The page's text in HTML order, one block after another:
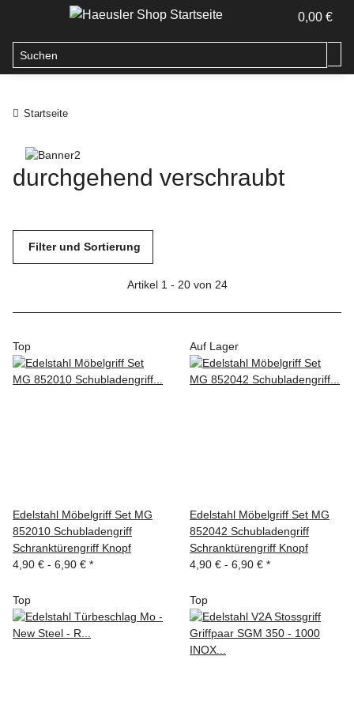
0,00 €
Startseite
durchgehend verschraubt
Filter und Sortierung
Artikel 1 - 20 von 24
Top
Edelstahl Möbelgriff Set MG
852010 Schubladengriff
Schranktürengriff Knopf
4,90 € - 6,90 € *
Auf Lager
Edelstahl Möbelgriff Set MG
852042 Schubladengriff
Schranktürengriff Knopf
4,90 € - 6,90 € *
Top Top